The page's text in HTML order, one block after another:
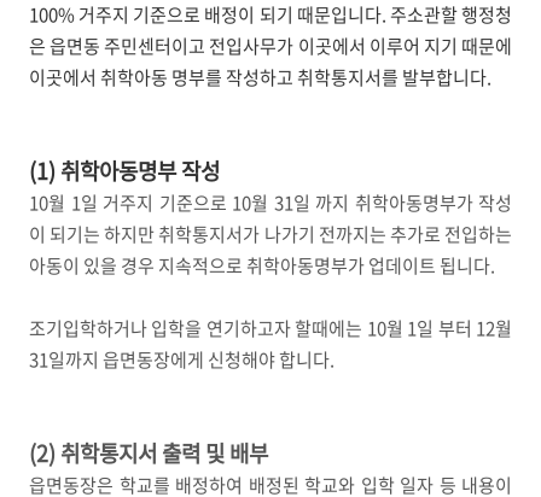
100% 거주지 기준으로 배정이 되기 때문입니다. 주소관할 행정청
은 읍면동 주민센터이고 전입사무가 이곳에서 이루어 지기 때문에
이곳에서 취학아동 명부를 작성하고 취학통지서를 발부합니다.
(1) 취학아동명부 작성
10월 1일 거주지 기준으로 10월 31일 까지 취학아동명부가 작성
이 되기는 하지만 취학통지서가 나가기 전까지는 추가로 전입하는
아동이 있을 경우 지속적으로 취학아동명부가 업데이트 됩니다.
조기입학하거나 입학을 연기하고자 할때에는 10월 1일 부터 12월
31일까지 읍면동장에게 신청해야 합니다.
(2) 취학통지서 출력 및 배부
읍면동장은 학교를 배정하여 배정된 학교와 입학 일자 등 내용이